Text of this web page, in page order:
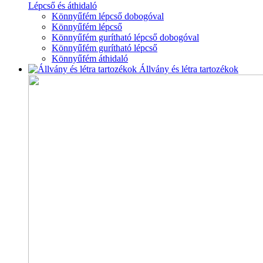
Lépcső és áthidaló
Könnyűfém lépcső dobogóval
Könnyűfém lépcső
Könnyűfém gurítható lépcső dobogóval
Könnyűfém gurítható lépcső
Könnyűfém áthidaló
Állvány és létra tartozékok